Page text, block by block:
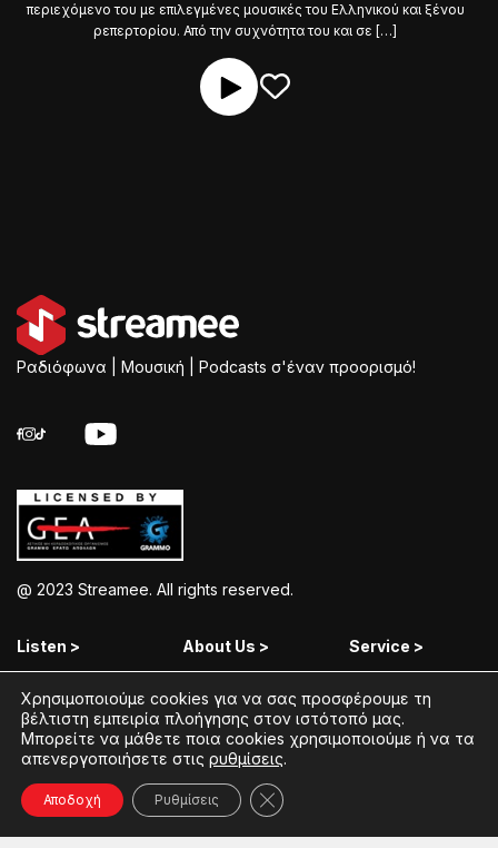
περιεχόμενο του με επιλεγμένες μουσικές του Ελληνικού και ξένου
ρεπερτορίου. Από την συχνότητα του και σε […]
Ραδιόφωνα | Μουσική | Podcasts σ'έναν προορισμό!
@ 2023 Streamee. All rights reserved.
Listen >
Streamee Radios
Moods
Radios
Podcasts
About Us >
Policy
Terms of Use
Coins Explained
Streamee News
Service >
Free Download
Add Your Station
Χρησιμοποιούμε cookies για να σας προσφέρουμε τη
βέλτιστη εμπειρία πλοήγησης στον ιστότοπό μας.
Μπορείτε να μάθετε ποια cookies χρησιμοποιούμε ή να τα
απενεργοποιήσετε στις ρυθμίσεις.
Αποδοχή Ρυθμίσεις Κλείσιμο του Cookie banner